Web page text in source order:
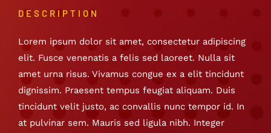
DESCRIPTION
Lorem ipsum dolor sit amet, consectetur adipiscing
elit. Fusce venenatis a felis sed laoreet. Nulla sit
amet urna risus. Vivamus congue ex a elit tincidunt
dignissim. Praesent tempus feugiat aliquam. Duis
tincidunt velit justo, ac convallis nunc tempor id. In
at pulvinar sem. Mauris sed ligula nibh. Integer